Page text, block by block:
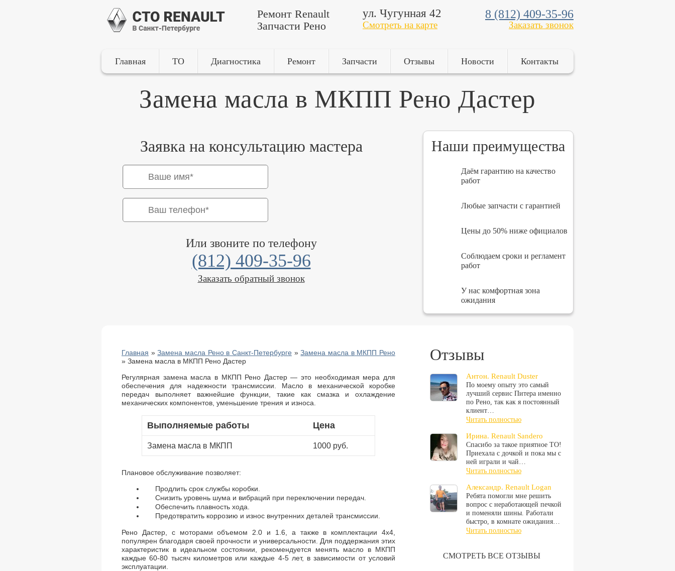
Ремонт Renault
Запчасти Рено
ул. Чугунная 42
Смотреть на карте
8 (812) 409-35-96
Заказать звонок
Главная ТО Диагностика Ремонт Запчасти Отзывы Новости Контакты
Замена масла в МКПП Рено Дастер
Заявка на консультацию мастера
Или звоните по телефону
(812) 409-35-96
Заказать обратный звонок
Наши преимущества
Даём гарантию на качество
работ
Любые запчасти с гарантией
Цены до 50% ниже официалов
Соблюдаем сроки и регламент
работ
У нас комфортная зона
ожидания
Главная »Замена масла Рено в Санкт-Петербурге »Замена масла в МКПП Рено
» Замена масла в МКПП Рено Дастер
Регулярная замена масла в МКПП Рено Дастер — это необходимая мера для
обеспечения для надежности трансмиссии. Масло в механической коробке
передач выполняет важнейшие функции, такие как смазка и охлаждение
механических компонентов, уменьшение трения и износа.
Выполняемые работы Цена
Замена масла в МКПП 1000 руб.
Плановое обслуживание позволяет:
Продлить срок службы коробки.
Снизить уровень шума и вибраций при переключении передач.
Обеспечить плавность хода.
Предотвратить коррозию и износ внутренних деталей трансмиссии.
Рено Дастер, с моторами объемом 2.0 и 1.6, а также в комплектации 4х4,
популярен благодаря своей прочности и универсальности. Для поддержания этих
характеристик в идеальном состоянии, рекомендуется менять масло в МКПП
каждые 60-80 тысяч километров или каждые 4-5 лет, в зависимости от условий
эксплуатации.
Отзывы
Антон. Renault Duster
По моему опыту это самый
лучший сервис Питера именно
по Рено, так как я постоянный
клиент…
Читать полностью
Ирина. Renault Sandero
Спасибо за такое приятное ТО!
Приехала с дочкой и пока мы с
ней играли и чай…
Читать полностью
Александр. Renault Logan
Ребята помогли мне решить
вопрос с неработающей печкой
и поменяли шины. Работали
быстро, в комнате ожидания…
Читать полностью
СМОТРЕТЬ ВСЕ ОТЗЫВЫ